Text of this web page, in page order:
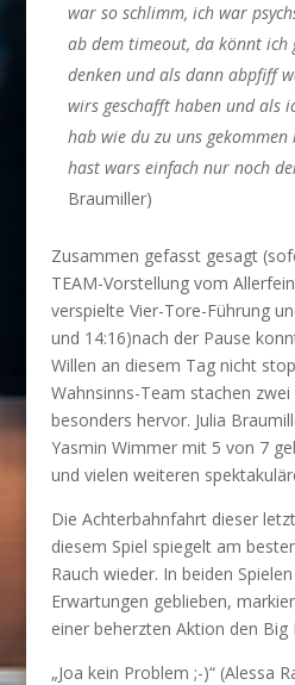
war so schlimm, ich war
ab dem timeout, da könnt
denken und als dann abpfiff
wirs geschafft haben und als
hab wie du zu uns
hast wars einfach nur noch
Braumiller)
Zusammen gefasst gesagt
TEAM-Vorstellung vom
verspielte Vier-Tore-Führung
und 14:16)nach der Pause
Willen an diesem Tag nicht
Wahnsinns-Team stachen
besonders hervor. Julia
Yasmin Wimmer mit 5 von 7
und vielen weiteren
Die Achterbahnfahrt dieser
diesem Spiel spiegelt am
Rauch wieder. In beiden
Erwartungen geblieben,
einer beherzten Aktion den Big
„Joa kein Problem ;-)“ (Alessa